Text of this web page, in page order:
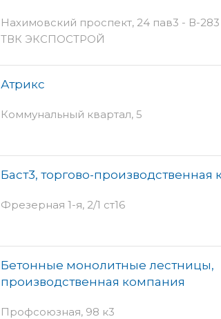
Нахимовский проспект, 24 пав3 - В-283
ТВК ЭКСПОСТРОЙ
Атрикс
Коммунальный квартал, 5
Баст3, торгово-производственная
Фрезерная 1-я, 2/1 ст16
Бетонные монолитные лестницы,
производственная компания
Профсоюзная, 98 к3